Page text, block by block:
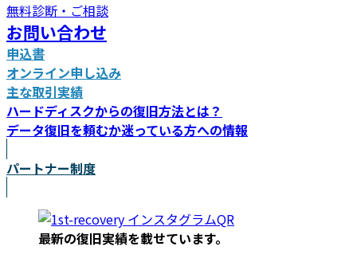
無料診断・ご相談
お問い合わせ
申込書
オンライン申し込み
主な取引実績
ハードディスクからの復旧方法とは？
データ復旧を頼むか迷っている方への情報
パートナー制度
最新の復旧実績を載せています。